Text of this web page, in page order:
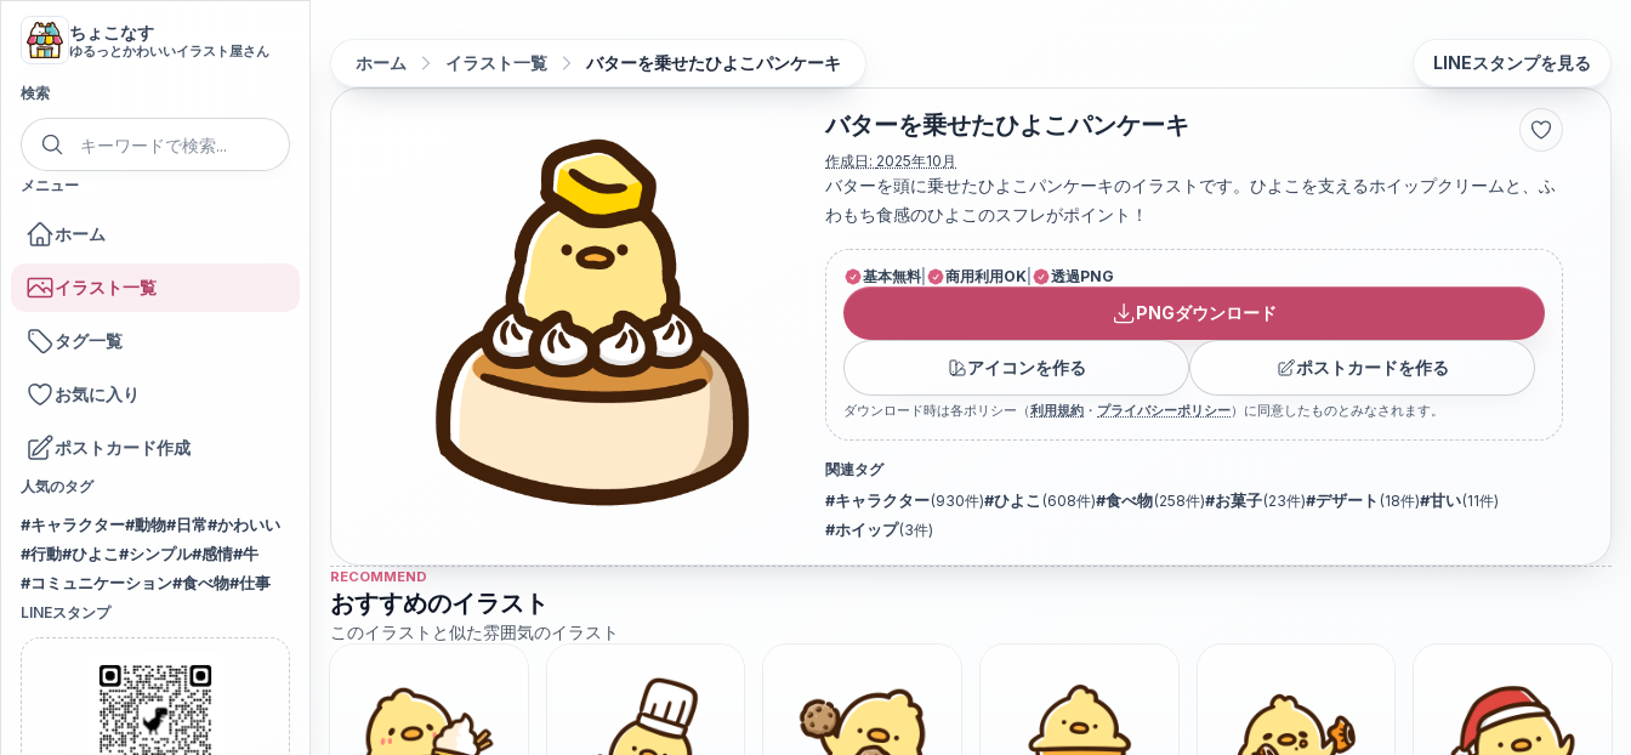
ちょこなす
ゆるっとかわいいイラスト屋さん
検索
メニュー
ホーム
イラスト一覧
タグ一覧
お気に入り
ポストカード作成
人気のタグ
#キャラクター#動物# 日常#かわいい
#行動#ひよこ#シンプル#感情#牛
#コミュニケーション#食べ物#仕事
LINEスタンプ
ホーム イラスト一覧 バターを乗せたひよこパンケーキ LINEスタンプを見る
バターを乗せたひよこパンケーキ
作成日: 2025年10月
バターを頭に乗せたひよこパンケーキのイラストです。ひよこを支えるホイップクリームと、ふ
わもち食感のひよこのスフレがポイント！
基本無料 商用利用OK 透過PNG
PNGダウンロード
アイコンを作る ポストカードを作る
ダウンロード時は各ポリシー（利用規約 ・ プライバシーポリシー）に同意したものとみなされます。
関連タグ
#キャラクター(930件)#ひよこ (608件)#食べ物(258件)#お菓子(23件)#デザート (18件)#甘い(11件)
#ホイップ(3件)
RECOMMEND
おすすめのイラスト
このイラストと似た雰囲気のイラスト